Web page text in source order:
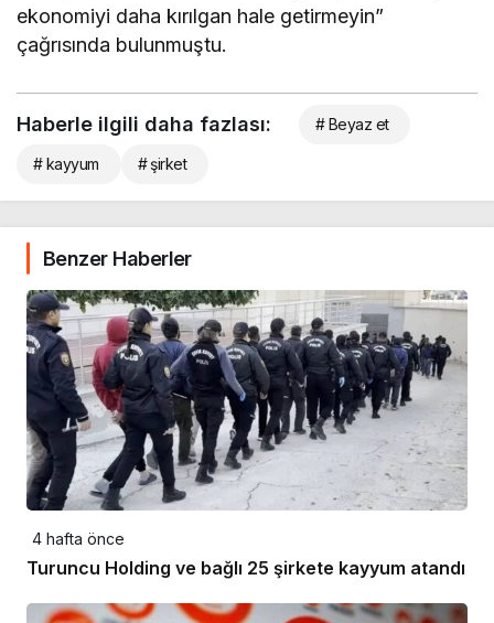
ekonomiyi daha kırılgan hale getirmeyin”
çağrısında bulunmuştu.
Haberle ilgili daha fazlası: # Beyaz et
# kayyum # şirket
Benzer Haberler
4 hafta önce
Turuncu Holding ve bağlı 25 şirkete kayyum atandı